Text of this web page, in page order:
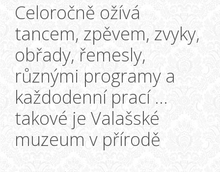
Celoročně ožívá
tancem, zpěvem, zvyky,
obřady, řemesly,
různými programy a
každodenní prací …
takové je Valašské
muzeum v přírodě